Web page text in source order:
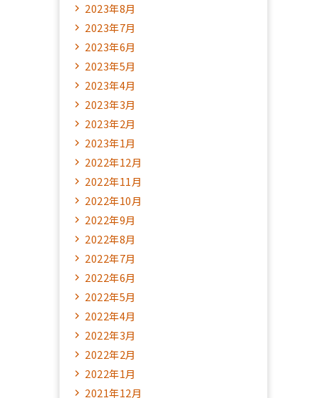
2023年8月
2023年7月
2023年6月
2023年5月
2023年4月
2023年3月
2023年2月
2023年1月
2022年12月
2022年11月
2022年10月
2022年9月
2022年8月
2022年7月
2022年6月
2022年5月
2022年4月
2022年3月
2022年2月
2022年1月
2021年12月